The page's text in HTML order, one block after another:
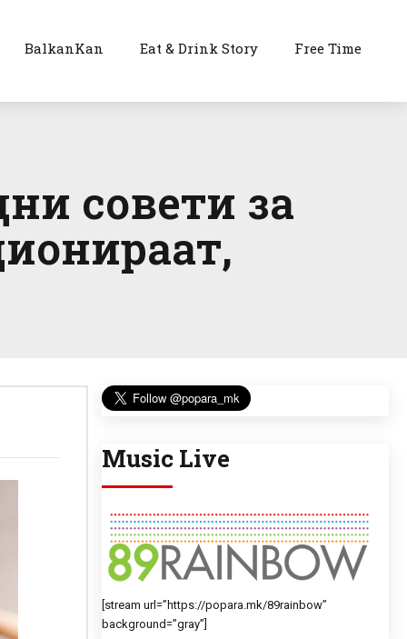
BalkanKan Eat & Drink Story Free Time
совети за
Music Live
[stream url=”https://popara.mk/89rainbow”
background=”gray”]